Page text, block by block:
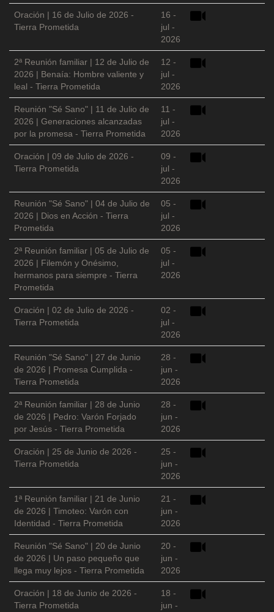
Oración | 16 de Julio de 2026 -
Tierra Prometida
16 -
jul -
2026
2ª Reunión familiar | 12 de Julio de
2026 | Benaía: Hombre valiente y
leal - Tierra Prometida
12 -
jul -
2026
Reunión "Sé Sano" | 11 de Julio de
2026 | Generaciones alcanzadas
por la promesa - Tierra Prometida
11 -
jul -
2026
Oración | 09 de Julio de 2026 -
Tierra Prometida
09 -
jul -
2026
Reunión "Sé Sano" | 04 de Julio de
2026 | Dios en Acción - Tierra
Prometida
05 -
jul -
2026
2ª Reunión familiar | 05 de Julio de
2026 | Filemón y Onésimo,
hermanos para siempre - Tierra
Prometida
05 -
jul -
2026
Oración | 02 de Julio de 2026 -
Tierra Prometida
02 -
jul -
2026
Reunión "Sé Sano" | 27 de Junio
de 2026 | Promesa Cumplida -
Tierra Prometida
28 -
jun -
2026
2ª Reunión familiar | 28 de Junio
de 2026 | Pedro: Varón Forjado
por Jesús - Tierra Prometida
28 -
jun -
2026
Oración | 25 de Junio de 2026 -
Tierra Prometida
25 -
jun -
2026
1ª Reunión familiar | 21 de Junio
de 2026 | Timoteo: Varón con
Identidad - Tierra Prometida
21 -
jun -
2026
Reunión "Sé Sano" | 20 de Junio
de 2026 | Un paso pequeño que
llega muy lejos - Tierra Prometida
20 -
jun -
2026
Oración | 18 de Junio de 2026 -
Tierra Prometida
18 -
jun -